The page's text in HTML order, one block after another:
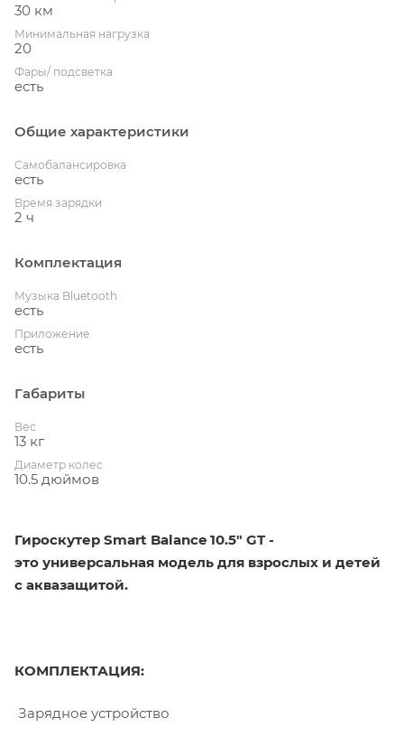
30 км
Минимальная нагрузка
20
Фары/ подсветка
есть
Общие характеристики
Cамобалансировка
есть
Время зарядки
2 ч
Комплектация
Музыка Bluetooth
есть
Приложение
есть
Габариты
Вес
13 кг
Диаметр колес
10.5 дюймов
Гироскутер Smart Balance 10.5" GT -
это универсальная модель для взрослых и детей
с аквазащитой.
КОМПЛЕКТАЦИЯ:
Зарядное устройство